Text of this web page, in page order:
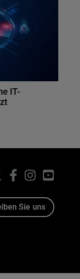
IT-
Facebook
InstagramYouTube
Sie uns